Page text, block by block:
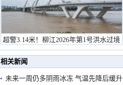
超警3.14米！柳江2026年第1号洪水过境
市民在堤岸见证汛况
相关新闻
未来一周仍多阴雨冰冻 气温先降后缓升